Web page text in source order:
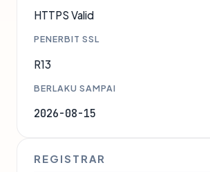
HTTPS Valid
PENERBIT SSL
R13
BERLAKU SAMPAI
2026-08-15
REGISTRAR